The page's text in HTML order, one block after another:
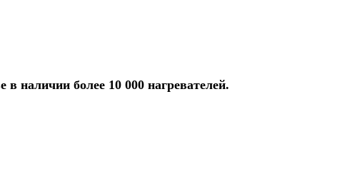
наличии более 10 000 нагревателей.